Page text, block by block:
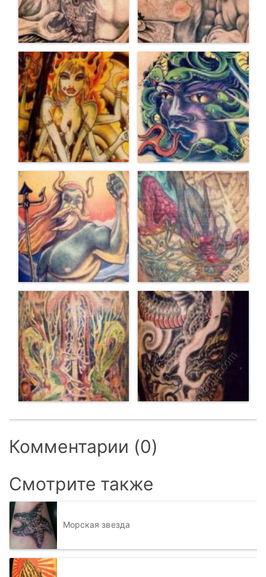
Комментарии (0)
Смотрите также
Морская звезда